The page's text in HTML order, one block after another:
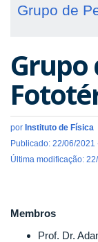
Grupo de
Grupo
por Instituto de Física
Publicado: 22/06/2021
Última modificação:
Membros
Prof. Dr.